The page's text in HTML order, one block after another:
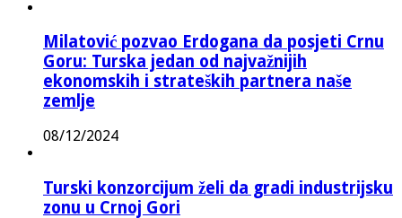
Milatović pozvao Erdogana da posjeti Crnu
Goru: Turska jedan od najvažnijih
ekonomskih i strateških partnera naše
zemlje
08/12/2024
Turski konzorcijum želi da gradi industrijsku
zonu u Crnoj Gori